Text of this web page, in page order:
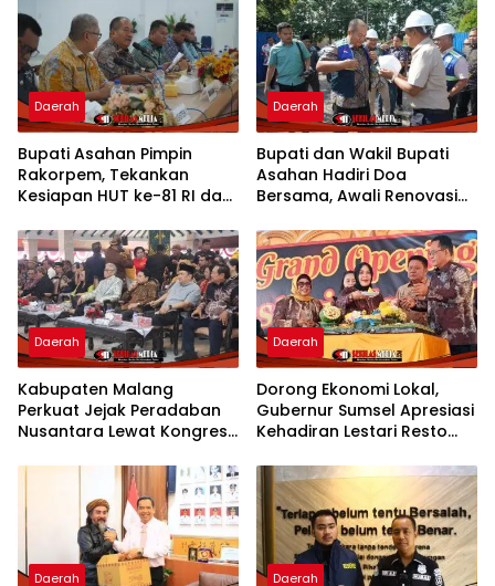
Daerah
Bupati Asahan Pimpin
Rakorpem, Tekankan
Kesiapan HUT ke-81 RI dan
Prioritas 2027
Daerah
Bupati dan Wakil Bupati
Asahan Hadiri Doa
Bersama, Awali Renovasi
Daerah
Kabupaten Malang
Perkuat Jejak Peradaban
Nusantara Lewat Kongres
Daerah
Dorong Ekonomi Lokal,
Gubernur Sumsel Apresiasi
Kehadiran Lestari Resto
Opening 50%
Daerah Daerah